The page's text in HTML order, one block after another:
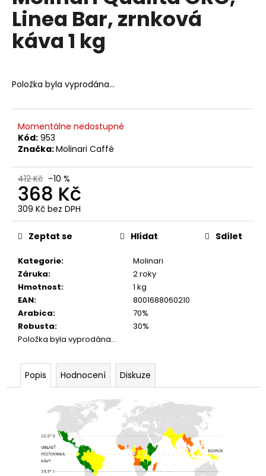
0,0
5
hvězdiček.
Linea Bar, zrnková
káva 1 kg
Položka byla vyprodána…
Momentálne nedostupné
Kód: 953
Značka:Molinari Caffé
412 Kč –10 %
368 Kč
309 Kč bez DPH
Měrná
cena:
Kategorie:
Molinari
Záruka:
2 roky
Hmotnost:
1 kg
EAN:
8001688060210
Arabica:
70%
Robusta:
30%
Položka byla vyprodána…
Zeptat se Hlídat Sdílet
Popis Hodnocení Diskuze
u
j
e
QUALITA
ROSSA,
ZRNKOVÁ
KG
472
Kč
Původně:
544
Kč